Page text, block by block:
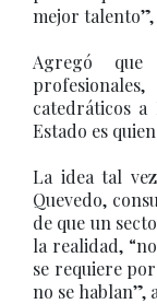
mejor
Agregó
catedráticos
Estado es
La idea tal
Quevedo,
de que un
la realidad,
se requiere
no se hablan”,